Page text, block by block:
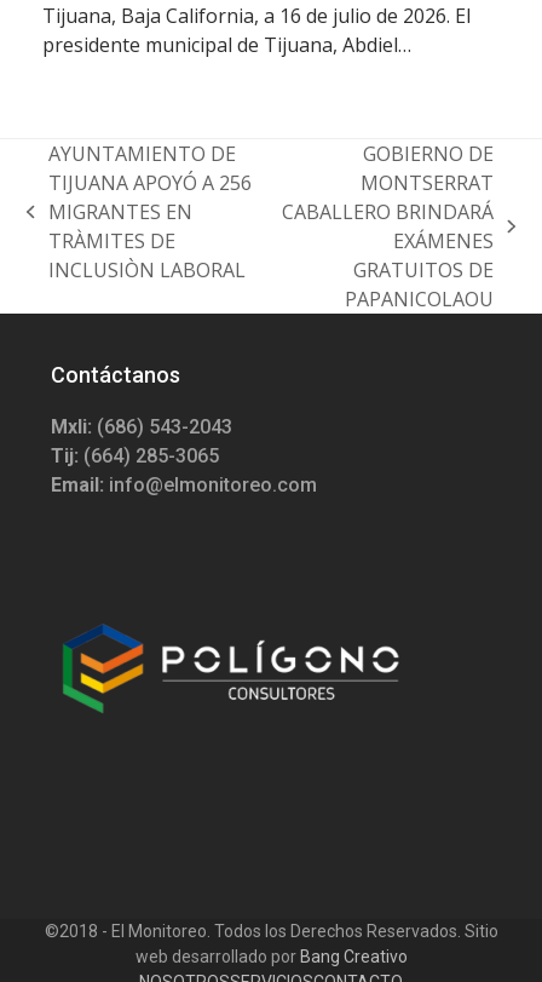
Tijuana, Baja California, a 16 de julio de 2026. El
presidente municipal de Tijuana, Abdiel…
previous
post:
AYUNTAMIENTO DE
TIJUANA APOYÓ A 256
MIGRANTES EN
TRÀMITES DE
INCLUSIÒN LABORAL
GOBIERNO DE
MONTSERRAT
CABALLERO BRINDARÁ
EXÁMENES
GRATUITOS DE
PAPANICOLAOU
Contáctanos
Mxli: (686) 543-2043
Tij: (664) 285-3065
Email: info@elmonitoreo.com
©2018 - El Monitoreo. Todos los Derechos Reservados. Sitio
web desarrollado por Bang Creativo